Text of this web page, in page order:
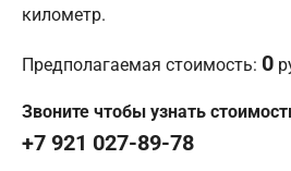
километр.
Предполагаемая стоимость: 0
Звоните чтобы узнать
+7 921 027-89-78